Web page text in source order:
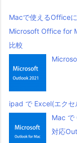
Macで使えるOffice
Microsoft Office for
比較
ipad で Excel(エクセ
Mac で
対応